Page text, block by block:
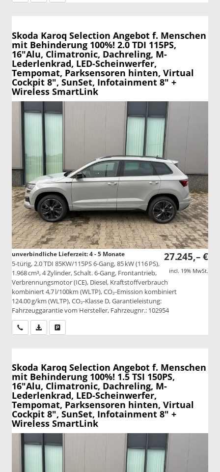
Skoda Karoq Selection Angebot f. Menschen
mit Behinderung 100%! 2.0 TDI 115PS,
16"Alu, Climatronic, Dachreling, M-
Lederlenkrad, LED-Scheinwerfer,
Tempomat, Parksensoren hinten, Virtual
Cockpit 8", SunSet, Infotainment 8" +
Wireless SmartLink
27.245,– €
incl. 19% MwSt.
unverbindliche Lieferzeit: 4 - 5 Monate
5-türig, 2.0 TDI 85KW/115PS 6-Gang, 85 kW (116 PS),
1.968 cm³, 4 Zylinder, Schalt. 6-Gang, Frontantrieb,
Verbrennungsmotor (ICE), Diesel, Kraftstoffverbrauch
kombiniert 4,7 l/100km (WLTP), CO₂-Emission kombiniert
124.00 g/km (WLTP), CO₂-Klasse D, Garantieleistung:
Fahrzeuggarantie vom Hersteller, Fahrzeugnr.: 102954
Wir rufen Sie anPDF-Datei, Fahrzeugexposé drucken
Skoda Karoq Selection Angebot f. Menschen
mit Behinderung 100%! 1.5 TSI 150PS,
16"Alu, Climatronic, Dachreling, M-
Lederlenkrad, LED-Scheinwerfer,
Tempomat, Parksensoren hinten, Virtual
Cockpit 8", SunSet, Infotainment 8" +
Wireless SmartLink